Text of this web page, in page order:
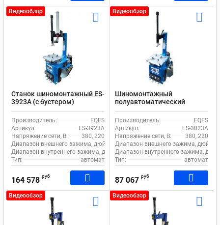
Видеообзор
Станок шиномонтажный ES-
3923A (с бустером)
полуавтомат со
вспомогательной рукой
Производитель:
EQFS
Артикул:
ES-3923A
Напряжение сети, В:
380, 220
Диапазон внешнего зажима, дюйм:
12-21
Диапазон внутреннего зажима, дюйм: 13-25
Тип:
автомат
164 578 руб
Видеообзор
Шиномонтажный
полуавтоматический
станок EQFS ES-3023A для
легкового транспорта
Производитель:
EQFS
Артикул:
ES-3023A
Напряжение сети, В:
380, 220
Диапазон внешнего зажима, дюйм:
Диапазон внутреннего зажима,
Тип:
автомат
87 067 руб
Видеообзор Видеообзор